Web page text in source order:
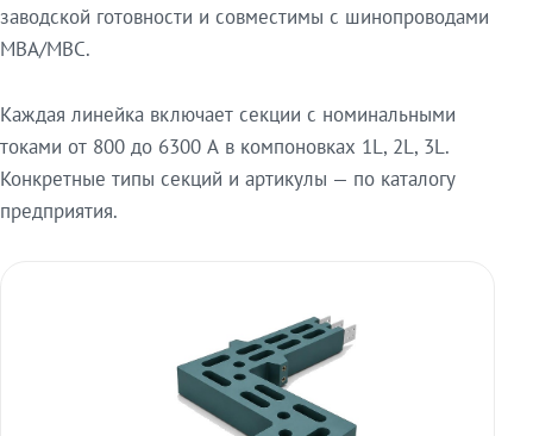
заводской готовности и совместимы с шинопроводами
МВА/МВС.
Каждая линейка включает секции с номинальными
токами от 800 до 6300 А в компоновках 1L, 2L, 3L.
Конкретные типы секций и артикулы — по каталогу
предприятия.